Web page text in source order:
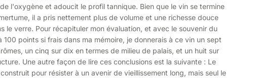
l'oxygène et adoucit le profil tannique. Bien que le vin se termine
il a pris nettement plus de volume et une richesse douce
le verre. Pour récapituler mon évaluation, et avec le souvenir du
100 points si frais dans ma mémoire, je donnerais à ce vin un sept
un cinq sur dix en termes de milieu de palais, et un huit sur
Une autre façon de lire ces conclusions est la suivante : Le
pour résister à un avenir de vieillissement long, mais seul le